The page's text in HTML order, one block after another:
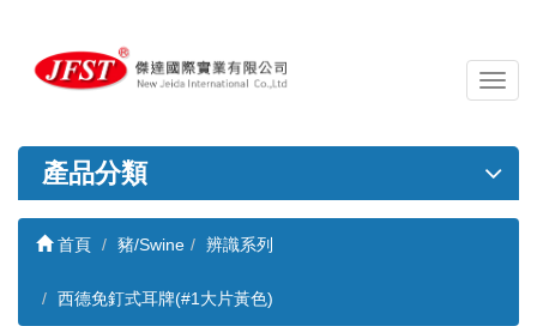
導
覽
關
產品分類
首頁 豬/Swine 辨識系列
西德免釘式耳牌(#1大片黃色)